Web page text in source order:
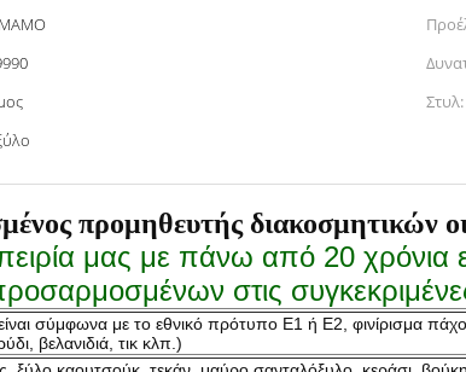
Στυλ:
προμηθευτής διακοσμητικών
μας με πάνω από 20
στις
σύμφωνα με το εθνικό πρότυπο E1 ή E2, φινίρισμα
βελανιδιά, τικ κλπ.)